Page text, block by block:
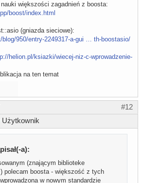
większości zagadnień z boosta:
boost/index.html
(gniazda sieciowe):
blog/950/entry-2249317-a-gui … th-boostasio/
helion.pl/ksiazki/wiecej-niz-c-wprowadzenie-
na ten temat
#12
Użytkownik
a):
(znającym biblioteke
polecam boosta - większość z tych
w nowym standardzie